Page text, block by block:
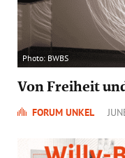
Photo: BWBS
Von Freiheit
FORUM UNKEL